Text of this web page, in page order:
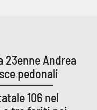
Andrea
pedonali
106 nel